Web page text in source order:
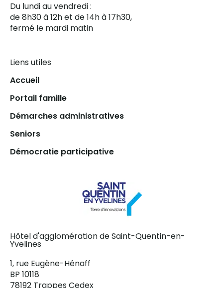
Du lundi au vendredi :
de 8h30 à 12h et de 14h à 17h30,
fermé le mardi matin
Liens utiles
Accueil
Portail famille
Démarches administratives
Seniors
Démocratie participative
Hôtel d'agglomération de Saint-Quentin-en-
Yvelines
1, rue Eugène-Hénaff
BP 10118
78192 Trappes Cedex